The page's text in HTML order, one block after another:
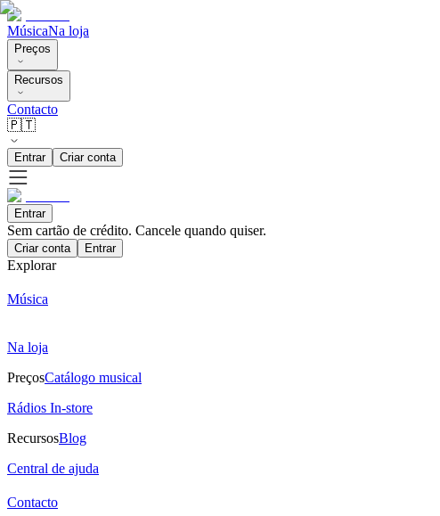
MúsicaNa loja
Preços
Recursos
Contacto
🇵🇹
Entrar Criar conta
Entrar
Sem cartão de crédito. Cancele quando quiser.
Criar conta Entrar
Explorar
Música
Na loja
PreçosCatálogo musical
Rádios In-store
RecursosBlog
Central de ajuda
Contacto